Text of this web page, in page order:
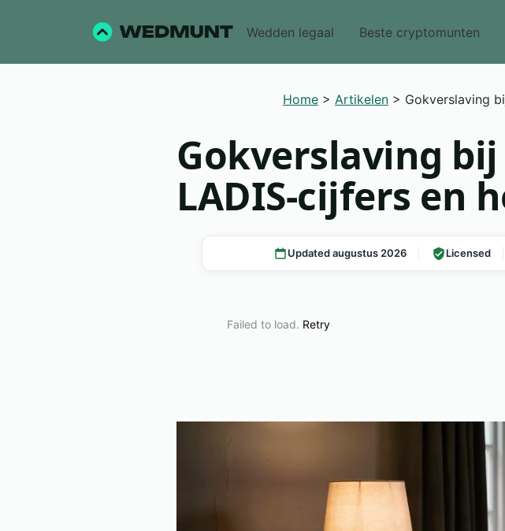
Wedden legaal Beste cryptomunten
Home > Artikelen > Gokverslaving
Gokverslaving
LADIS-cijfers en
Updated augustus 2026 Licensed
Failed to load. Retry